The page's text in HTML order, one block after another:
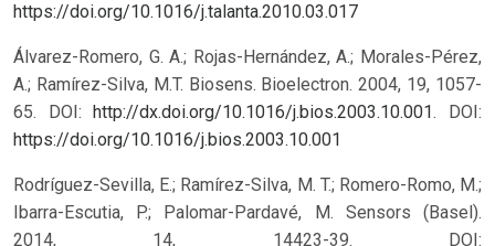
https://doi.org/10.1016/j.talanta.2010.03.017
Álvarez-Romero, G. A.; Rojas-Hernández, A.; Morales-Pérez,
A.; Ramírez-Silva, M.T. Biosens. Bioelectron. 2004, 19, 1057-
65. DOI: http://dx.doi.org/10.1016/j.bios.2003.10.001.
DOI:
https://doi.org/10.1016/j.bios.2003.10.001
Rodríguez-Sevilla, E.; Ramírez-Silva, M. T.; Romero-Romo, M.;
Ibarra-Escutia, P.; Palomar-Pardavé, M. Sensors (Basel).
2014, 14, 14423-39. DOI: